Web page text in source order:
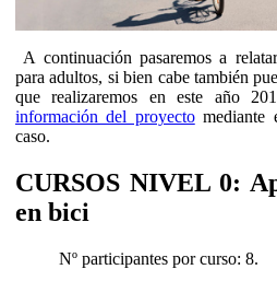
A continuación pasaremos a
para adultos, si bien cabe también
que realizaremos en este año
información del proyectomediante
caso.
CURSOS NIVEL 0:
en bici
Nº participantes por curso: 8.